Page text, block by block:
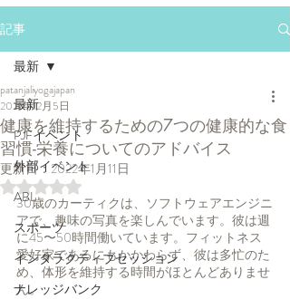
記事
最新
PJFイベント
外部イベント
ABL
スポーツ
インタラクティブセッション
ナレッジバンク
最新
健康を維持するための7つの健康的な食
習慣-栄養についてのアドバイス
patanjaliyogajapan
2021年12月5日
更新日：2022年1月11日
5つ星のうちNaNと評価されています。
30歳のカーティクは、ソフトウェアエンジニ
アで、趣味の写真を楽しんでいます。彼は週
に45〜50時間働いています。フィットネス
愛好家であるにもかかわらず、彼は多忙のた
め、体形を維持する時間がほとんどありませ
ん。